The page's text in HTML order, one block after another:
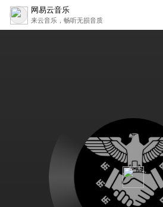
网易云音乐
来云音乐，畅听无损音质